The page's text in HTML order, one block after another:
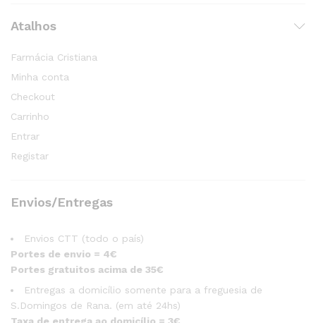
Atalhos
Farmácia Cristiana
Minha conta
Checkout
Carrinho
Entrar
Registar
Envios/Entregas
Envios CTT (todo o país)
Portes de envio = 4€
Portes gratuitos acima de 35€
Entregas a domicílio somente para a freguesia de
S.Domingos de Rana. (em até 24hs)